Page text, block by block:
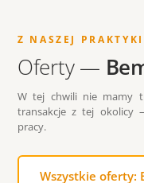
Z NASZEJ PRAKTYKI
Oferty —
W tej chwili nie mamy
transakcje z tej okolicy
pracy.
Wszystkie oferty: